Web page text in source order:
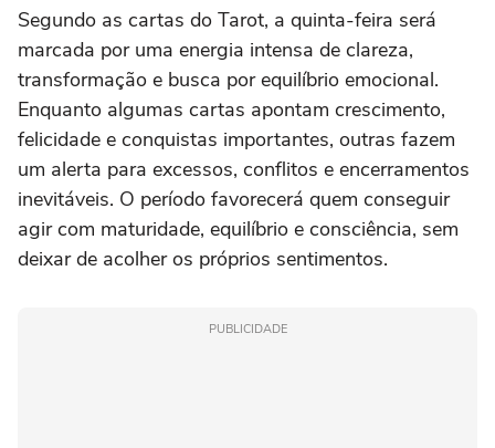
Segundo as cartas do Tarot, a quinta-feira será
marcada por uma energia intensa de clareza,
transformação e busca por equilíbrio emocional.
Enquanto algumas cartas apontam crescimento,
felicidade e conquistas importantes, outras fazem
um alerta para excessos, conflitos e encerramentos
inevitáveis. O período favorecerá quem conseguir
agir com maturidade, equilíbrio e consciência, sem
deixar de acolher os próprios sentimentos.
PUBLICIDADE